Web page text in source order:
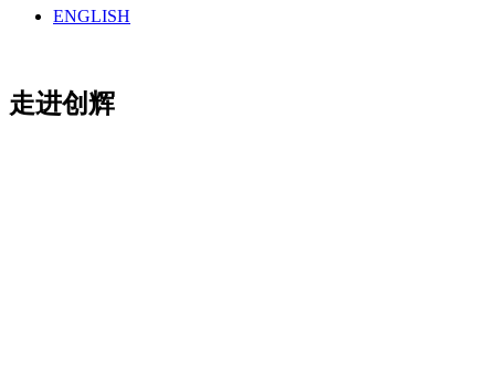
ENGLISH
走进创辉